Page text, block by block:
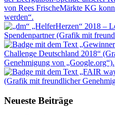
Neueste Beiträge